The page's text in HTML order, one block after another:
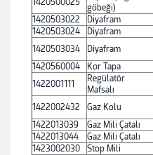
1420500025
göbeği)
1420503022
Diyafram
1420503024
Diyafram
1420503034
Diyafram
1420560004
Kor Tapa
1422001111
Regülatör
Mafsalı
1422002432 Gaz Kolu
1422013039
Gaz Mili Çatalı
1422013044
Gaz Mili Çatalı
1423002030
Stop Mili